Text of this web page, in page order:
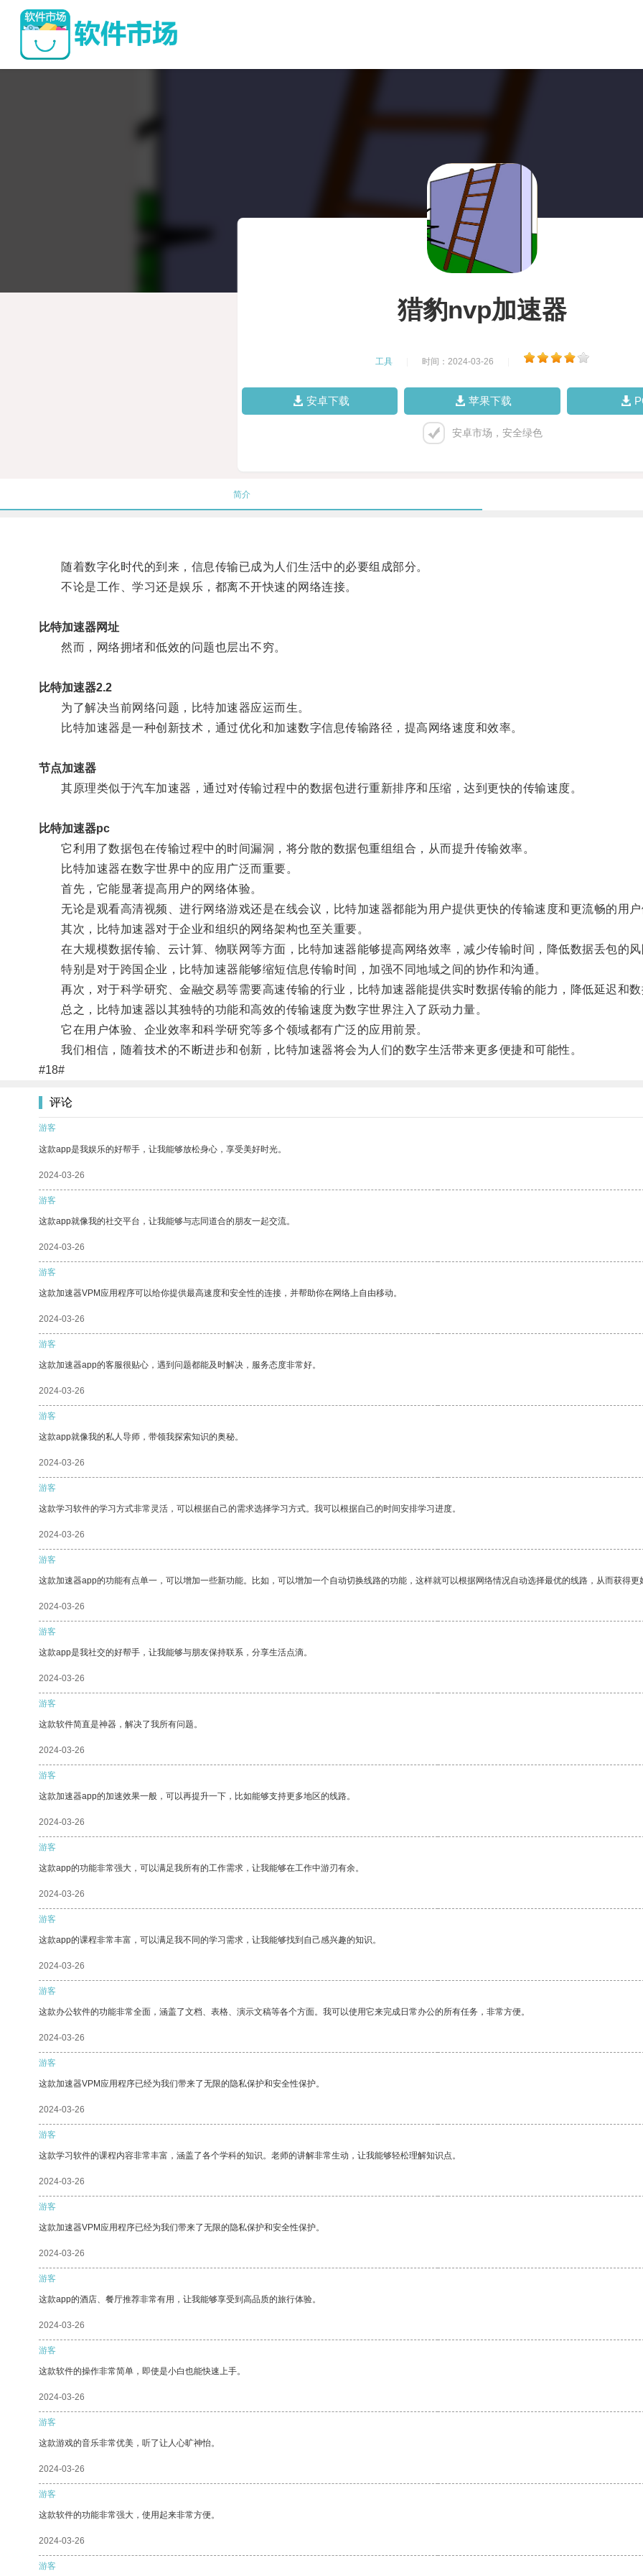
猎豹nvp加速器
工具 时间：2024-03-26
安卓下载 苹果下载
安卓市场，安全绿色
简介
随着数字化时代的到来，信息传输已成为人们生活中的必要组成部分。
不论是工作、学习还是娱乐，都离不开快速的网络连接。
比特加速器网址
然而，网络拥堵和低效的问题也层出不穷。
比特加速器2.2
为了解决当前网络问题，比特加速器应运而生。
比特加速器是一种创新技术，通过优化和加速数字信息传输路径，提高网络速度和效率。
节点加速器
其原理类似于汽车加速器，通过对传输过程中的数据包进行重新排序和压缩，达到更快的传输速度。
比特加速器pc
它利用了数据包在传输过程中的时间漏洞，将分散的数据包重组组合，从而提升传输效率。
比特加速器在数字世界中的应用广泛而重要。
首先，它能显著提高用户的网络体验。
无论是观看高清视频、进行网络游戏还是在线会议，比特加速器都能为用户提供更快的传输速度和更流畅的用户
其次，比特加速器对于企业和组织的网络架构也至关重要。
在大规模数据传输、云计算、物联网等方面，比特加速器能够提高网络效率，减少传输时间，降低数据丢包的风
特别是对于跨国企业，比特加速器能够缩短信息传输时间，加强不同地域之间的协作和沟通。
再次，对于科学研究、金融交易等需要高速传输的行业，比特加速器能提供实时数据传输的能力，降低延迟和数
总之，比特加速器以其独特的功能和高效的传输速度为数字世界注入了跃动力量。
它在用户体验、企业效率和科学研究等多个领域都有广泛的应用前景。
我们相信，随着技术的不断进步和创新，比特加速器将会为人们的数字生活带来更多便捷和可能性。
#18#
评论
游客
这款app是我娱乐的好帮手，让我能够放松身心，享受美好时光。
2024-03-26
游客
这款app就像我的社交平台，让我能够与志同道合的朋友一起交流。
2024-03-26
游客
这款加速器VPM应用程序可以给你提供最高速度和安全性的连接，并帮助你在网络上自由移动。
2024-03-26
游客
这款加速器app的客服很贴心，遇到问题都能及时解决，服务态度非常好。
2024-03-26
游客
这款app就像我的私人导师，带领我探索知识的奥秘。
2024-03-26
游客
这款学习软件的学习方式非常灵活，可以根据自己的需求选择学习方式。我可以根据自己的时间安排学习进度。
2024-03-26
游客
这款加速器app的功能有点单一，可以增加一些新功能。比如，可以增加一个自动切换线路的功能，这样就可以根据网络情况自动选择最优的线路，从而获得更
2024-03-26
游客
这款app是我社交的好帮手，让我能够与朋友保持联系，分享生活点滴。
2024-03-26
游客
这款软件简直是神器，解决了我所有问题。
2024-03-26
游客
这款加速器app的加速效果一般，可以再提升一下，比如能够支持更多地区的线路。
2024-03-26
游客
这款app的功能非常强大，可以满足我所有的工作需求，让我能够在工作中游刃有余。
2024-03-26
游客
这款app的课程非常丰富，可以满足我不同的学习需求，让我能够找到自己感兴趣的知识。
2024-03-26
游客
这款办公软件的功能非常全面，涵盖了文档、表格、演示文稿等各个方面。我可以使用它来完成日常办公的所有任务，非常方便。
2024-03-26
游客
这款加速器VPM应用程序已经为我们带来了无限的隐私保护和安全性保护。
2024-03-26
游客
这款学习软件的课程内容非常丰富，涵盖了各个学科的知识。老师的讲解非常生动，让我能够轻松理解知识点。
2024-03-26
游客
这款加速器VPM应用程序已经为我们带来了无限的隐私保护和安全性保护。
2024-03-26
游客
这款app的酒店、餐厅推荐非常有用，让我能够享受到高品质的旅行体验。
2024-03-26
游客
这款软件的操作非常简单，即使是小白也能快速上手。
2024-03-26
游客
这款游戏的音乐非常优美，听了让人心旷神怡。
2024-03-26
游客
这款软件的功能非常强大，使用起来非常方便。
2024-03-26
游客